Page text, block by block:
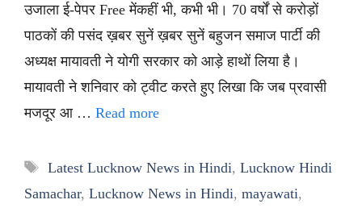
उजाला ई-पेपर Free मेंकहीं भी, कभी भी। 70 वर्षों से करोड़ों
पाठकों की पसंद ख़बर सुनें ख़बर सुनें बहुजन समाज पार्टी की
अध्यक्ष मायावती ने योगी सरकार को आड़े हाथों लिया है।
मायावती ने शनिवार को ट्वीट करते हुए लिखा कि जब प्रवासी
मजदूर आ … Read more
Tags
Latest Lucknow News in Hindi, Lucknow Hindi
Samachar, Lucknow News in Hindi, mayawati,